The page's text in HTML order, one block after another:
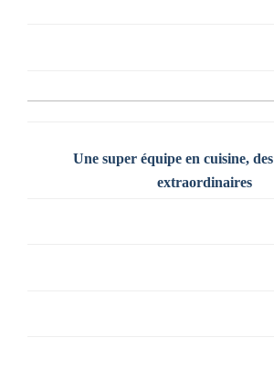
Une super équipe en cuisine,
extraordinaires